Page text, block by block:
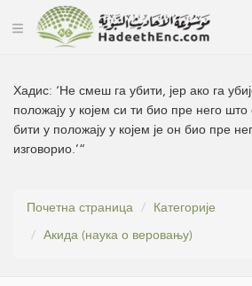
Хадис: ‘Не смеш га убити, јер ако га
положају у којем си ти био пре него
бити у положају у којем је он био пре
изговорио.’“
Почетна страница
Категорије
Акида (наука о веровању)